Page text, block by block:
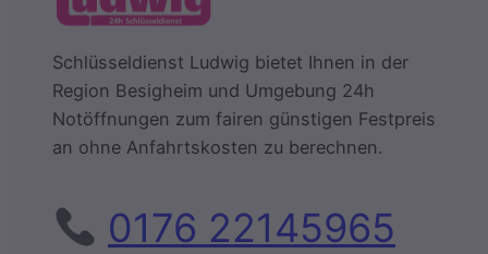
Schlüsseldienst Ludwig bietet Ihnen in der
Region Besigheim und Umgebung 24h
Notöffnungen zum fairen günstigen Festpreis
an ohne Anfahrtskosten zu berechnen.
0176 22145965